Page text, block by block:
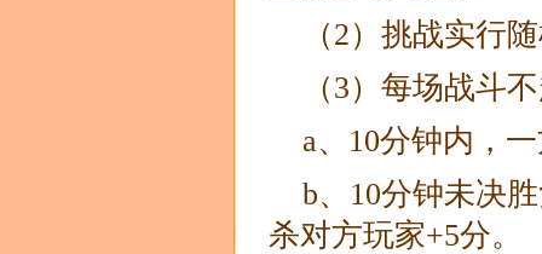
（2）挑战实行
（3）每场战斗
a、10分钟内，
b、10分钟未决
杀对方玩家+5分。